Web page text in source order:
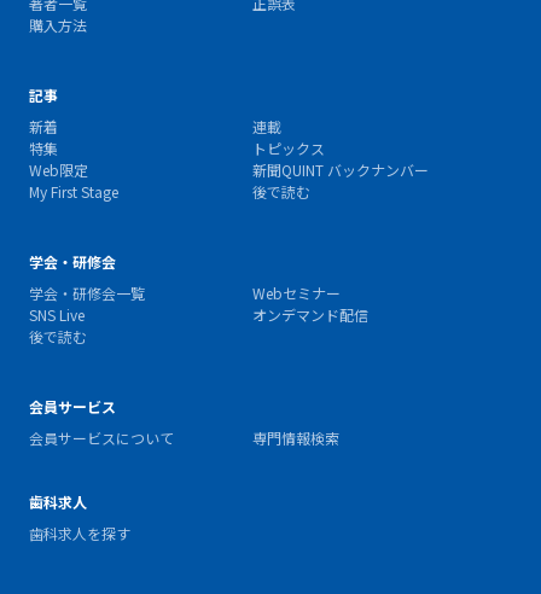
購入方法
記事
新着
連載
特集
トピックス
Web限定
新聞QUINT バックナンバー
My First Stage
後で読む
学会・研修会
学会・研修会一覧
Webセミナー
SNS Live
オンデマンド配信
後で読む
会員サービス
会員サービスについて
専門情報検索
歯科求人
歯科求人を探す